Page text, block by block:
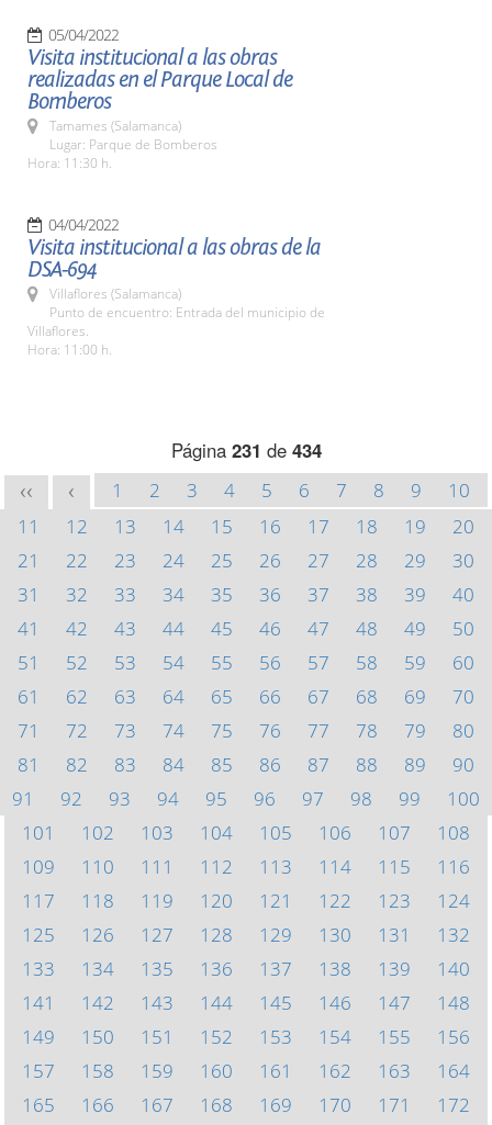
05/04/2022
Visita institucional a las obras
realizadas en el Parque Local de
Bomberos
Tamames (Salamanca)
Lugar: Parque de Bomberos
Hora: 11:30 h.
04/04/2022
Visita institucional a las obras de la
DSA-694
Villaflores (Salamanca)
Punto de encuentro: Entrada del municipio de
Villaflores.
Hora: 11:00 h.
Página 231 de 434
<< < 1 2 3 4 5 6 7 8 9
10
11
12 13 14 15 16 17 18 19
20
21
22 23 24 25 26 27 28 29
30
31
32 33 34 35 36 37 38 39
40
41
42 43 44 45 46 47 48 49
50
51
52 53 54 55 56 57 58 59
60
61
62 63 64 65 66 67 68 69
70
71
72 73 74 75 76 77 78 79
80
81
82 83 84 85 86 87 88 89
90
91
92 93 94 95 96 97 98 99
100
101
102 103 104 105 106 107
108
109
110 111 112 113 114 115
116
117
118 119 120 121 122 123
124
125
126 127 128 129 130 131
132
133
134 135 136 137 138 139
140
141
142 143 144 145 146 147
148
149
150 151 152 153 154 155
156
157
158 159 160 161 162 163
164
165
166 167 168 169 170 171
172